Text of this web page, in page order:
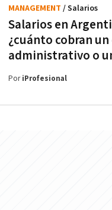
Salarios en
¿cuánto cobran
administrativo o
MANAGEMENT / Salarios
PoriProfesional